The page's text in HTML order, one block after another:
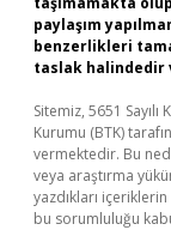
paylaşım
benzerlikleri
taslak halindedir
Sitemiz, 5651
Kurumu (BTK)
vermektedir. Bu
veya araştırma
yazdıkları
bu sorumluluğu